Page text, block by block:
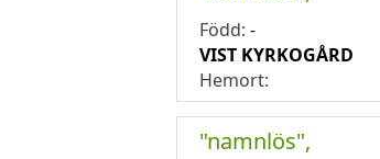
Född: -
VIST KYRKOGÅRD
Hemort:
"namnlös",